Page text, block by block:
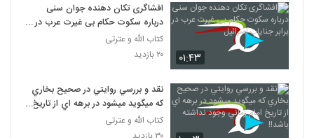
۰۱:۴۳
افشاگری تکان دهنده جوان سنی
درباره سکوت حکام بی غیرت عرب در
برابر جنایات اسرائیل
کتاب الله و عترتی
۲۰ بازدید
نقد و بررسي روايتي در صحيح بخاري
که ميگويد ميشود در برهه اي از تاريخ
امام زماني وجود نداشته باشد!!
کتاب الله و عترتی